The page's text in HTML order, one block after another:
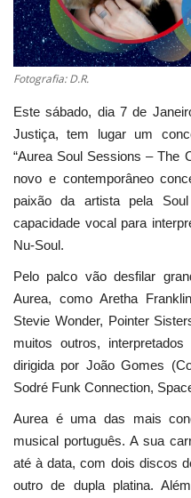
Saúde
Ficha técnica
Cultura
Lazer
Ambiente
Fotografia: D.R.
Este sábado, dia 7 de
Justiça, tem lugar um
“Aurea Soul Sessions – The
novo e contemporâneo
paixão da artista pela
capacidade vocal para
Nu-Soul.
Pelo palco vão desfilar
Aurea, como Aretha
Stevie Wonder, Pointer
muitos outros,
dirigida por João Gomes
Sodré Funk Connection,
Aurea é uma das mais
musical português. A sua
até à data, com dois discos
outro de dupla platina.